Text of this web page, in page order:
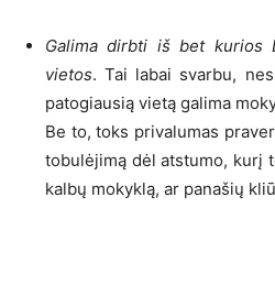
Galima dirbti iš bet kurios
vietos. Tai labai svarbu,
patogiausią vietą galima
Be to, toks privalumas
tobulėjimą dėl atstumo, kurį
kalbų mokyklą, ar panašių